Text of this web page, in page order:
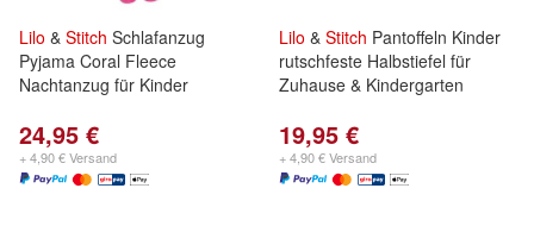
Lilo & Stitch Schlafanzug
Pyjama Coral Fleece
Nachtanzug für Kinder
24,95 €
+ 4,90 € Versand
Lilo & Stitch Pantoffeln Kinder
rutschfeste Halbstiefel für
Zuhause & Kindergarten
19,95 €
+ 4,90 € Versand